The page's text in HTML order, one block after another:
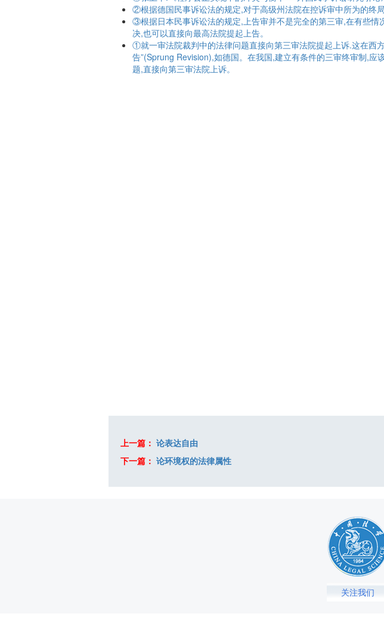
②根据德国民事诉讼法的规定,对于高级州法院在控诉审中所为的终
③根据日本民事诉讼法的规定,上告审并不是完全的第三审,在有些
决,也可以直接向最高法院提起上告。
①就一审法院裁判中的法律问题直接向第三审法院提起上诉.这在西
告”(Sprung Revision),如德国。在我国,建立有条件的三审终审制,
题,直接向第三审法院上诉。
上一篇： 论表达自由
下一篇： 论环境权的法律属性
关注我们